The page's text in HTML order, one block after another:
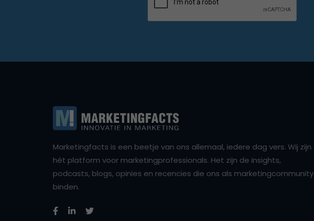
Marketingfacts is een beetje van ons allemaal, iedere dag vers. Wij zijn
hét platform voor marketingprofessionals. Het zijn de insights,
podcasts, blogs, opinies en recencies die ons als marketingcommunity
binden.